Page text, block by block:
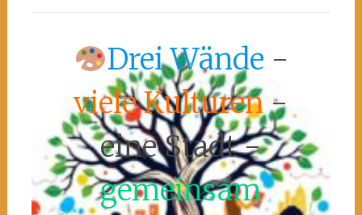
Drei Wände -
viele Kulturen-
eine Stadt -
gemeinsam